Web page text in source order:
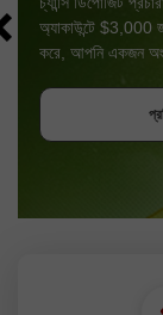
অ্যাকাউন্টে $3,000
করে, আপনি একজন